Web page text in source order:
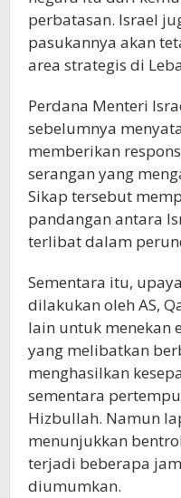
perbatasan. Israel
pasukannya akan
area strategis di
Perdana Menteri
sebelumnya
memberikan
serangan yang
Sikap tersebut
pandangan antara
terlibat dalam
Sementara itu,
dilakukan oleh AS,
lain untuk menekan
yang melibatkan
menghasilkan
sementara
Hizbullah. Namun
menunjukkan
terjadi beberapa
diumumkan.